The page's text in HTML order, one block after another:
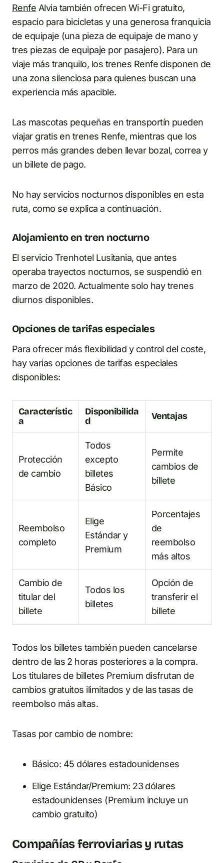
Renfe Alvia también ofrecen Wi-Fi gratuito,
espacio para bicicletas y una generosa franquicia
de equipaje (una pieza de equipaje de mano y
tres piezas de equipaje por pasajero). Para un
viaje más tranquilo, los trenes Renfe disponen de
una zona silenciosa para quienes buscan una
experiencia más apacible.
Las mascotas pequeñas en transportín pueden
viajar gratis en trenes Renfe, mientras que los
perros más grandes deben llevar bozal, correa y
un billete de pago.
No hay servicios nocturnos disponibles en esta
ruta, como se explica a continuación.
Alojamiento en tren nocturno
El servicio Trenhotel Lusitania, que antes
operaba trayectos nocturnos, se suspendió en
marzo de 2020. Actualmente solo hay trenes
diurnos disponibles.
Opciones de tarifas especiales
Para ofrecer más flexibilidad y control del coste,
hay varias opciones de tarifas especiales
disponibles:
Característic
a
Disponibilida
d
Ventajas
Protección
de cambio
Todos
excepto
billetes
Básico
Permite
cambios de
billete
Reembolso
completo
Elige
Estándar y
Premium
Porcentajes
de
reembolso
más altos
Cambio de
titular del
billete
Todos los
billetes
Opción de
transferir el
billete
Todos los billetes también pueden cancelarse
dentro de las 2 horas posteriores a la compra.
Los titulares de billetes Premium disfrutan de
cambios gratuitos ilimitados y de las tasas de
reembolso más altas.
Tasas por cambio de nombre:
Básico: 45 dólares estadounidenses
Elige Estándar/Premium: 23 dólares
estadounidenses (Premium incluye un
cambio gratuito)
Compañías ferroviarias y rutas